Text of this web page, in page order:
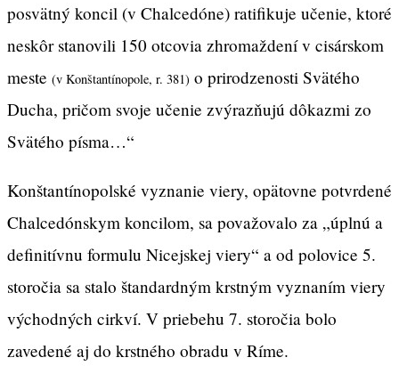
posvätný koncil (v Chalcedóne) ratifikuje učenie, ktoré
neskôr stanovili 150 otcovia zhromaždení v cisárskom
meste (v Konštantínopole, r. 381) o prirodzenosti Svätého
Ducha, pričom svoje učenie zvýrazňujú dôkazmi zo
Svätého písma…“
Konštantínopolské vyznanie viery, opätovne potvrdené
Chalcedónskym koncilom, sa považovalo za „úplnú a
definitívnu formulu Nicejskej viery“ a od polovice 5.
storočia sa stalo štandardným krstným vyznaním viery
východných cirkví. V priebehu 7. storočia bolo
zavedené aj do krstného obradu v Ríme.